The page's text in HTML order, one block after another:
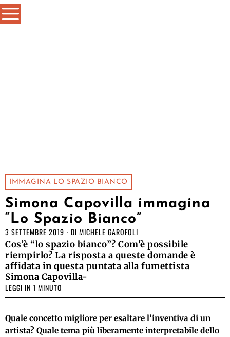
IMMAGINA LO SPAZIO BIANCO
Simona Capovilla immagina
“Lo Spazio Bianco”
3 SETTEMBRE 2019 DI MICHELE GAROFOLI
Cos’è “lo spazio bianco”? Com'è possibile
riempirlo? La risposta a queste domande è
affidata in questa puntata alla fumettista
Simona Capovilla-
LEGGI IN 1 MINUTO
Quale concetto migliore per esaltare l’inventiva di un
artista? Quale tema più liberamente interpretabile dello